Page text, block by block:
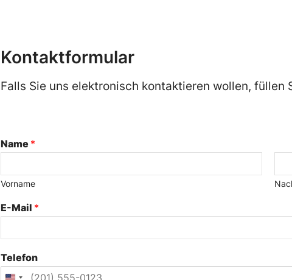
Kontaktformular
Falls Sie uns elektronisch kontaktieren wollen,
Name *
Vorname
E-Mail *
Telefon